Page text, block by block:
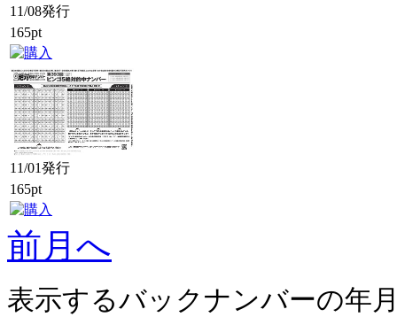
11/08発行
165pt
11/01発行
165pt
前月へ
表示するバックナンバーの年